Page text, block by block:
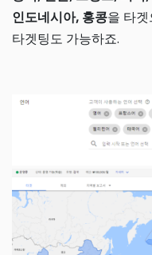
인도네시아, 홍콩을 타
타겟팅도 가능하죠.